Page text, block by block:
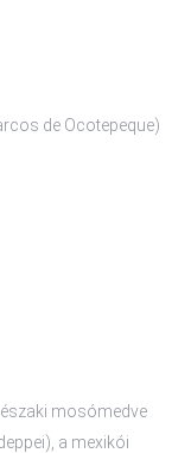
de Ocotepeque)
mosómedve
a mexikói